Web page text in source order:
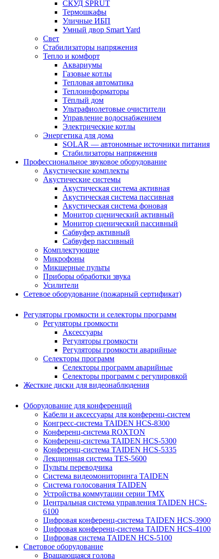
СКУД SPRUT
Термошкафы
Уличные ИБП
Умный двор Smart Yard
Свет
Стабилизаторы напряжения
Тепло и комфорт
Аквариумы
Газовые котлы
Тепловая автоматика
Теплоинформаторы
Тёплый дом
Ультрафиолетовые очистители
Управление водоснабжением
Электрические котлы
Энергетика для дома
SOLAR — автономные источники питания
Стабилизаторы напряжения
Профессиональное звуковое оборудование
Акустические комплекты
Акустические системы
Акустическая система активная
Акустическая система пассивная
Акустическая система фоновая
Монитор сценический активный
Монитор сценический пассивный
Сабвуфер активный
Сабвуфер пассивный
Комплектующие
Микрофоны
Микшерные пульты
Приборы обработки звука
Усилители
Сетевое оборудование (пожарный сертификат)
Регуляторы громкости и селекторы программ
Регуляторы громкости
Аксессуары
Регуляторы громкости
Регуляторы громкости аварийные
Селекторы программ
Селекторы программ аварийные
Селекторы программ с регулировкой
Жесткие диски для видеонаблюдения
Оборудование для конференций
Кабели и аксессуары для конференц-систем
Конгресс-система TAIDEN HCS-8300
Конференц-система ROXTON
Конференц-система TAIDEN HCS-5300
Конференц-система TAIDEN HCS-5335
Лекционная система TES-5600
Пульты переводчика
Система видеомониторинга TAIDEN
Система голосования TAIDEN
Устройства коммутации серии TMX
Центральная система управления TAIDEN HCS-
6100
Цифровая конференц-система TAIDEN HCS-3900
Цифровая конференц-система TAIDEN HCS-4100
Цифровая система TAIDEN HCS-5100
Световое оборудование
Вращающаяся голова